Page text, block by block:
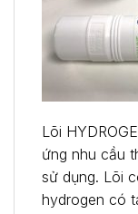
Lõi
ứng nhu cầu
sử dụng. Lõi
hydrogen có